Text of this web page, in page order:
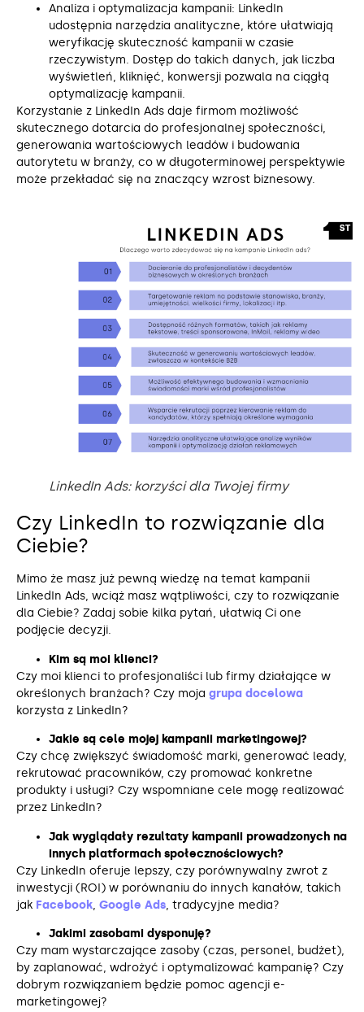
Analiza i optymalizacja kampanii: LinkedIn
udostępnia narzędzia analityczne, które ułatwiają
weryfikację skuteczność kampanii w czasie
rzeczywistym. Dostęp do takich danych, jak liczba
wyświetleń, kliknięć, konwersji pozwala na ciągłą
optymalizację kampanii.
Korzystanie z LinkedIn Ads daje firmom możliwość
skutecznego dotarcia do profesjonalnej społeczności,
generowania wartościowych leadów i budowania
autorytetu w branży, co w długoterminowej perspektywie
może przekładać się na znaczący wzrost biznesowy.
LinkedIn Ads: korzyści dla Twojej firmy
Czy LinkedIn to rozwiązanie dla
Ciebie?
Mimo że masz już pewną wiedzę na temat kampanii
LinkedIn Ads, wciąż masz wątpliwości, czy to rozwiązanie
dla Ciebie? Zadaj sobie kilka pytań, ułatwią Ci one
podjęcie decyzji.
Kim są moi klienci?
Czy moi klienci to profesjonaliści lub firmy działające w
określonych branżach? Czy moja grupa docelowa
korzysta z LinkedIn?
Jakie są cele mojej kampanii marketingowej?
Czy chcę zwiększyć świadomość marki, generować leady,
rekrutować pracowników, czy promować konkretne
produkty i usługi? Czy wspomniane cele mogę realizować
przez LinkedIn?
Jak wyglądały rezultaty kampanii prowadzonych na
innych platformach społecznościowych?
Czy LinkedIn oferuje lepszy, czy porównywalny zwrot z
inwestycji (ROI) w porównaniu do innych kanałów, takich
jak Facebook, Google Ads, tradycyjne media?
Jakimi zasobami dysponuję?
Czy mam wystarczające zasoby (czas, personel, budżet),
by zaplanować, wdrożyć i optymalizować kampanię? Czy
dobrym rozwiązaniem będzie pomoc agencji e-
marketingowej?